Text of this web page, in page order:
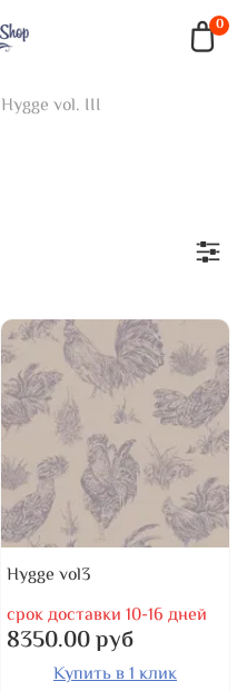
0
Hygge vol. III
Hygge vol3
срок доставки 10-16 дней
8350.00 руб
Купить в 1 клик